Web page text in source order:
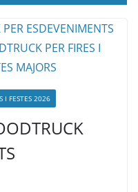
I FESTES 2026